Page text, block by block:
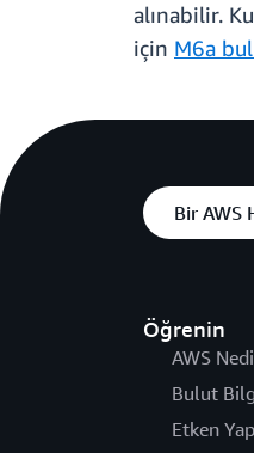
alınabilir.
için M6a
Bir AWS
Öğrenin
AWS
Bulut
Etken